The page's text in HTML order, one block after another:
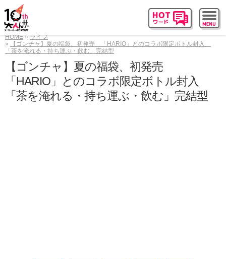
HOME
ライフ
【ゴンチャ】夏の福袋、初発売 「HARIO」とのコラボ限定ボトル封入
「茶を淹れる・持ち運ぶ・飲む」完結型
【ゴンチャ】夏の福袋、初発売
「HARIO」とのコラボ限定ボトル封入
「茶を淹れる・持ち運ぶ・飲む」完結型